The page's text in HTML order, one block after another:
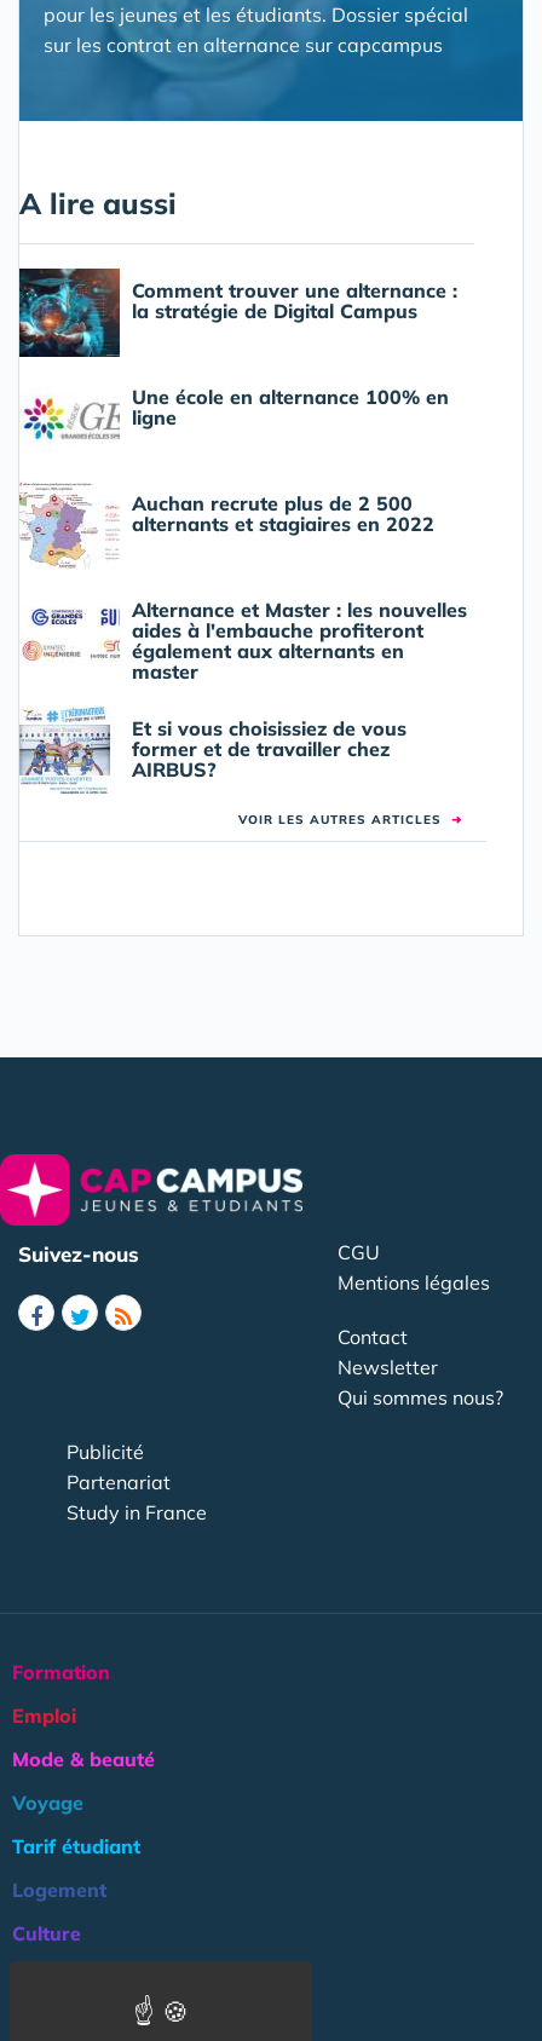
pour les jeunes et les étudiants. Dossier spécial
sur les contrat en alternance sur capcampus
A lire aussi
Comment trouver une alternance :
la stratégie de Digital Campus
Une école en alternance 100% en
ligne
Auchan recrute plus de 2 500
alternants et stagiaires en 2022
Alternance et Master : les nouvelles
aides à l'embauche profiteront
également aux alternants en
master
Et si vous choisissiez de vous
former et de travailler chez
AIRBUS?
VOIR LES AUTRES ARTICLES ➜
Suivez-nous
CGU
Mentions légales
Contact
Newsletter
Qui sommes nous?
Publicité
Partenariat
Study in France
Formation
Emploi
Mode & beauté
Voyage
Tarif étudiant
Logement
Culture